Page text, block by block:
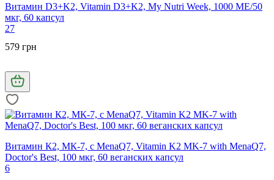
Витамин D3+K2, Vitamin D3+K2, My Nutri Week, 1000 МЕ/50
мкг, 60 капсул
27
579 грн
Витамин К2, МК-7, с MenaQ7, Vitamin K2 MK-7 with MenaQ7,
Doctor's Best, 100 мкг, 60 веганских капсул
6